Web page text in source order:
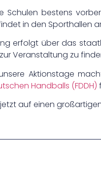
Schulen bestens
in den Sporthallen
erfolgt über das
Veranstaltung zu
Aktionstage
Handballs (FDDH)
auf einen